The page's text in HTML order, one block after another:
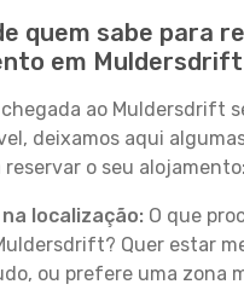
quem sabe para
em Muldersdrift
ao Muldersdrift
deixamos aqui
reservar o seu alojamento:
localização: O que
Quer estar
ou prefere uma zona